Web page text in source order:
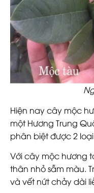
Hiện nay cây mộc
một Hương Trung
phân biệt được 2
Với cây mộc hương
thân nhỏ sẫm màu.
và vết nứt chảy dài